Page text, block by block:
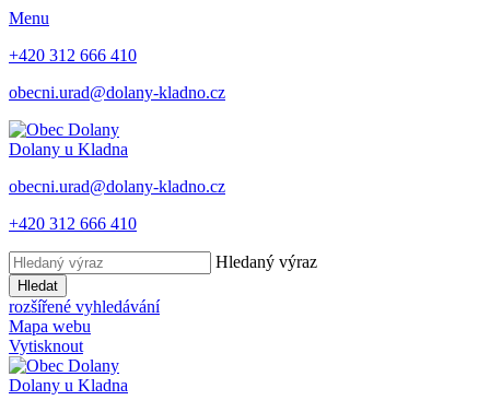
Menu
+420 312 666 410
obecni.urad@dolany-kladno.cz
Dolany u Kladna
obecni.urad@dolany-kladno.cz
+420 312 666 410
Hledaný výraz
Hledat
rozšířené vyhledávání
Mapa webu
Vytisknout
Dolany u Kladna